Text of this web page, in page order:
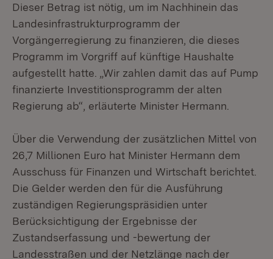
Dieser Betrag ist nötig, um im Nachhinein das
Landesinfrastrukturprogramm der
Vorgängerregierung zu finanzieren, die dieses
Programm im Vorgriff auf künftige Haushalte
aufgestellt hatte. „Wir zahlen damit das auf Pump
finanzierte Investitionsprogramm der alten
Regierung ab“, erläuterte Minister Hermann.
Über die Verwendung der zusätzlichen Mittel von
26,7 Millionen Euro hat Minister Hermann dem
Ausschuss für Finanzen und Wirtschaft berichtet.
Die Gelder werden den für die Ausführung
zuständigen Regierungspräsidien unter
Berücksichtigung der Ergebnisse der
Zustandserfassung und -bewertung der
Landesstraßen und der Netzlänge nach der